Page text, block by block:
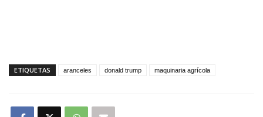
ETIQUETAS aranceles donald trump maquinaria agrícola